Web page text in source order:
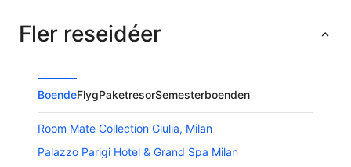
Fler reseidéer
BoendeFlygPaketresorSemesterboenden
Room Mate Collection Giulia, Milan
Palazzo Parigi Hotel & Grand Spa Milan